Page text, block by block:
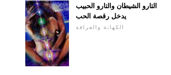
التارو الشيطان والتارو الحبيب
يدخل رقصة الحب
الكهانة والعرافة